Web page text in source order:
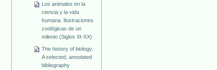
Los animales en la
ciencia y la vida
humana. Ilustraciones
zoológicas de un
milenio (Siglos XI-XX)
The history of biology.
A selected, annotated
bibliography